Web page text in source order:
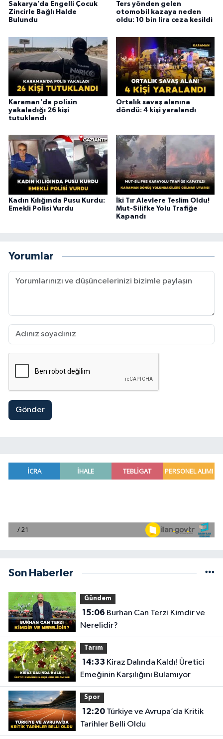
Sakarya’da Engelli Çocuk
Zincirle Bağlı Halde
Bulundu
Ters yönden gelen
otomobil kazaya neden
oldu: 10 bin lira ceza kesildi
Karaman'da polisin
yakaladığı 26 kişi
tutuklandı
Ortalık savaş alanına
döndü: 4 kişi yaralandı
Kadın Kılığında Pusu Kurdu:
Emekli Polisi Vurdu
İki Tır Alevlere Teslim Oldu!
Mut-Silifke Yolu Trafiğe
Kapandı
Yorumlar
Gönder
Son Haberler
Gündem
15:06
Nerelidir?
Tarım
14:33
Emeğinin Karşılığını Bulamıyor
Spor
12:20Türkiye ve Avrupa’da Kritik
Tarihler Belli Oldu